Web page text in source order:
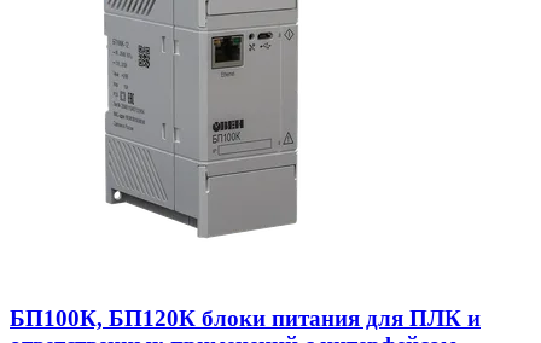
БП100К, БП120К блоки питания для ПЛК и